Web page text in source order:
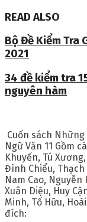
READ ALSO
Bộ Đề Kiểm Tra
2021
34 đề kiểm tra
nguyên hàm
Cuốn sách
Ngữ Văn 11 Gồm
Khuyến, Tú
Đình Chiểu, Thạch
Nam Cao, Nguyễn
Xuân Diệu, Huy
Minh, Tố Hữu,
đích: